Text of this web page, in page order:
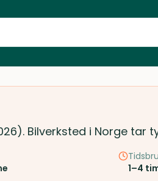
Bilverksted i Norge
1–4